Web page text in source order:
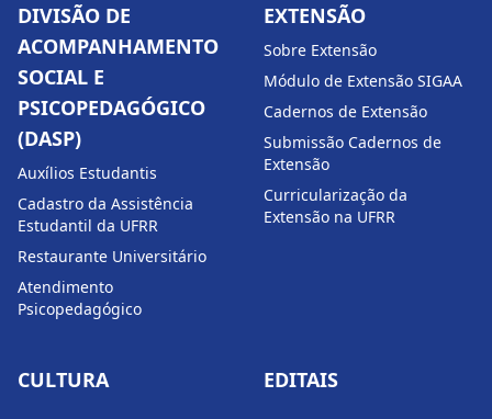
DIVISÃO DE
ACOMPANHAMENTO
SOCIAL E
PSICOPEDAGÓGICO
(DASP)
Auxílios Estudantis
Cadastro da Assistência
Estudantil da UFRR
Restaurante Universitário
Atendimento
Psicopedagógico
EXTENSÃO
Sobre Extensão
Módulo de Extensão SIGAA
Cadernos de Extensão
Submissão Cadernos de
Extensão
Curricularização da
Extensão na UFRR
CULTURA EDITAIS